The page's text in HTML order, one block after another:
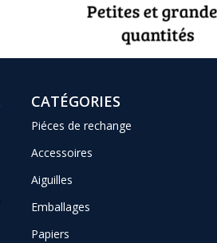
CATÉGORIES
Piéces de rechange
Accessoires
Aiguilles
Emballages
Papiers